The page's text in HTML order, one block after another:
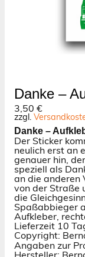
Danke –
3,50 €
zzgl.
Danke –
Der Sticker
neulich erst an
genauer hin,
speziell als
an die anderen
von der Straße
die
Spaßabbieger
Aufkleber,
Lieferzeit 10
Copyright:
Angaben zur